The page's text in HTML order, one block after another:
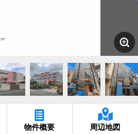
物件概要 周辺地図